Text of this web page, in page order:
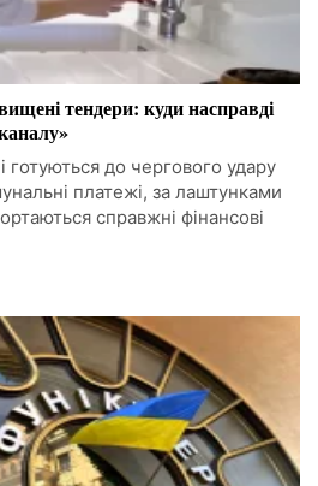
тендери: куди насправді
до чергового удару
платежі, за лаштунками
справжні фінансові